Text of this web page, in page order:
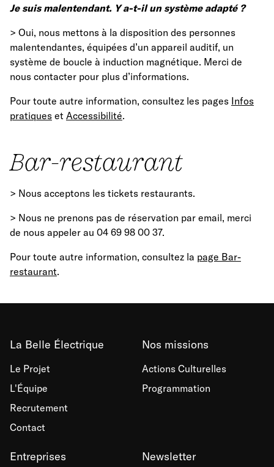
Je suis malentendant. Y a-t-il un système adapté ?
> Oui, nous mettons à la disposition des personnes
malentendantes, équipées d’un appareil auditif, un
système de boucle à induction magnétique. Merci de
nous contacter pour plus d’informations.
Pour toute autre information, consultez les pages Infos
pratiques et Accessibilité.
Bar-restaurant
> Nous acceptons les tickets restaurants.
> Nous ne prenons pas de réservation par email, merci
de nous appeler au 04 69 98 00 37.
Pour toute autre information, consultez la page Bar-
restaurant.
La Belle Électrique
Le Projet
L'Équipe
Recrutement
Contact
Nos missions
Actions Culturelles
Programmation
Entreprises Newsletter